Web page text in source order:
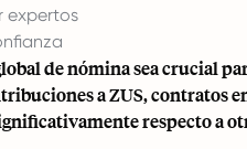
expertos
de nóminasea crucial
a ZUS, contratos
respecto a